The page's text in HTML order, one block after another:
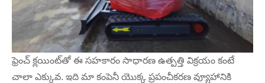
ఫ్రెంచ్ క్లయింట్‌తో ఈ సహకారం సాధారణ ఉత్పత్తి విక్రయం కంటే
చాలా ఎక్కువ. ఇది మా కంపెనీ యొక్క ప్రపంచీకరణ వ్యూహానికి